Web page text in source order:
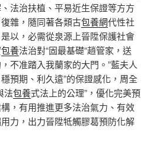
法治扶植、平易近生保證等方方
雜，隨同著各類古包養網代性社
以，必需從泉源上晉陞保護社會
包養法治對“固最基礎“趙管家，送
不准踏入我蘭家的大門。”藍夫人
預期、利久遠”的保證感化，周全
法包養式法上的公理”，優化完美預
，有用推進更多法治氣力、有效
力，出力晉陞牴觸膠葛預防化解